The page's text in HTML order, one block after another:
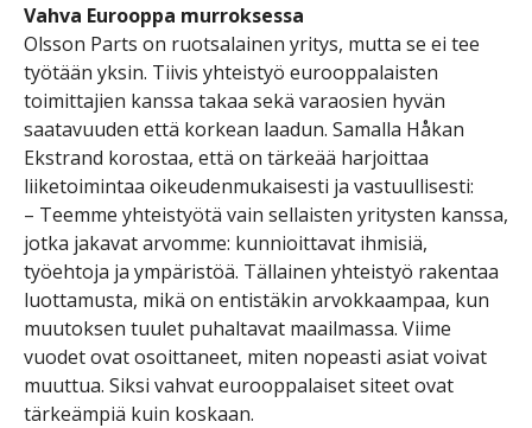
Vahva Eurooppa murroksessa
Olsson Parts on ruotsalainen yritys, mutta se ei tee
työtään yksin. Tiivis yhteistyö eurooppalaisten
toimittajien kanssa takaa sekä varaosien hyvän
saatavuuden että korkean laadun. Samalla Håkan
Ekstrand korostaa, että on tärkeää harjoittaa
liiketoimintaa oikeudenmukaisesti ja vastuullisesti:
– Teemme yhteistyötä vain sellaisten yritysten kanssa,
jotka jakavat arvomme: kunnioittavat ihmisiä,
työehtoja ja ympäristöä. Tällainen yhteistyö rakentaa
luottamusta, mikä on entistäkin arvokkaampaa, kun
muutoksen tuulet puhaltavat maailmassa. Viime
vuodet ovat osoittaneet, miten nopeasti asiat voivat
muuttua. Siksi vahvat eurooppalaiset siteet ovat
tärkeämpiä kuin koskaan.